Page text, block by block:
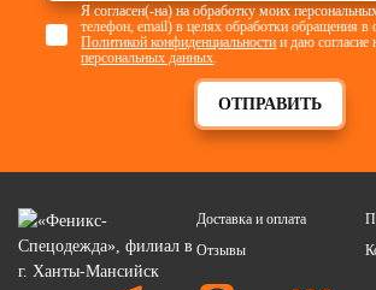
ОТПРАВИТЬ
Я согласен(-на) на обработку моих
телефон, email) в целях обработки обращения в
Политикой конфиденциальности и даю согласие
персональных данных
Доставка и оплата
Отзывы